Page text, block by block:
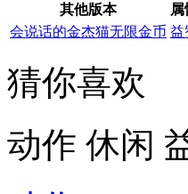
其他版本
会说话的金杰猫无限金币 益
猜你喜欢
动作 休闲